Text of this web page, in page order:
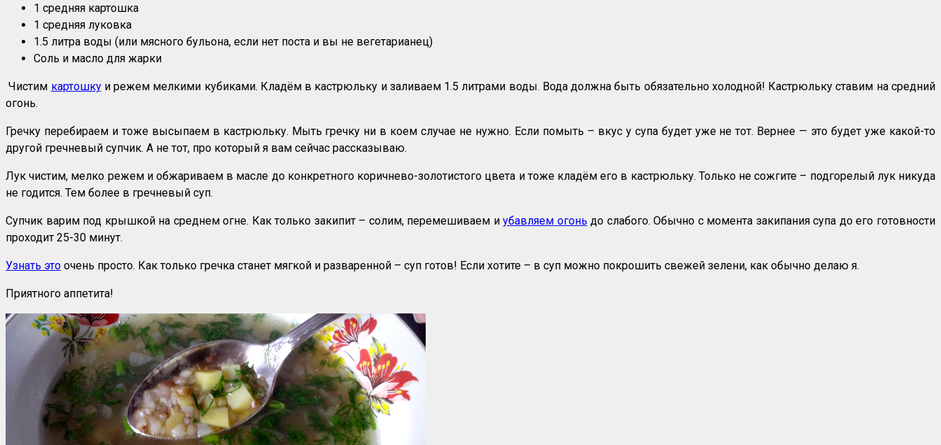
1 средняя картошка
1 средняя луковка
1.5 литра воды (или мясного бульона, если нет поста и вы не вегетарианец)
Соль и масло для жарки
Чистим картошкуи режем мелкими кубиками. Кладём в кастрюльку и заливаем 1.5 литрами воды. Вода должна быть обязательно холодной! Кастрюльку ставим на средний
огонь.
Гречку перебираем и тоже высыпаем в кастрюльку. Мыть гречку ни в коем случае не нужно. Если помыть – вкус у супа будет уже не тот. Вернее — это будет уже какой-то
другой гречневый супчик. А не тот, про который я вам сейчас рассказываю.
Лук чистим, мелко режем и обжариваем в масле до конкретного коричнево-золотистого цвета и тоже кладём его в кастрюльку. Только не сожгите – подгорелый лук никуда
не годится. Тем более в гречневый суп.
Супчик варим под крышкой на среднем огне. Как только закипит – солим, перемешиваем иубавляем огонь до слабого. Обычно с момента закипания супа до его готовности
проходит 25-30 минут.
Узнать это очень просто. Как только гречка станет мягкой и разваренной – суп готов! Если хотите – в суп можно покрошить свежей зелени, как обычно делаю я.
Приятного аппетита!